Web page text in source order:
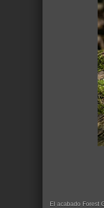
El acabado Forest